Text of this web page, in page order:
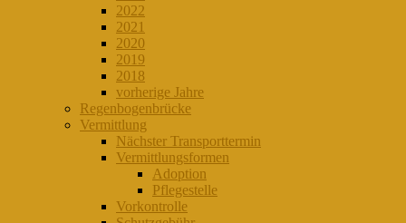
2022
2021
2020
2019
2018
vorherige Jahre
Regenbogenbrücke
Vermittlung
Nächster Transporttermin
Vermittlungsformen
Adoption
Pflegestelle
Vorkontrolle